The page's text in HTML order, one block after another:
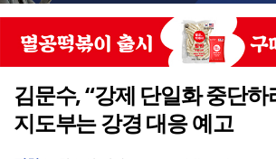
김문수, “강제 단일화 중단
지도부는 강경 대응 예고